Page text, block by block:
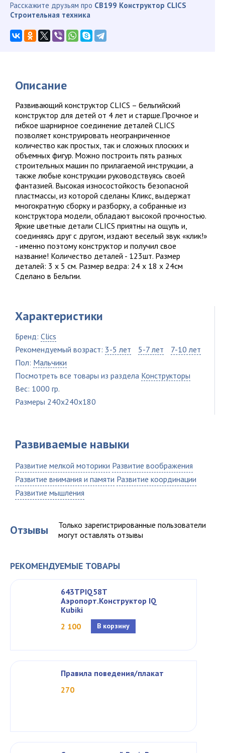
Расскажите друзьям про CB199 Конструктор CLICS
Строительная техника
Описание
Развивающий конструктор CLICS – бельгийский
конструктор для детей от 4 лет и старше.Прочное и
гибкое шарнирное соединение деталей CLICS
позволяет конструировать неогранриченное
количество как простых, так и сложных плоских и
объемных фигур. Можно построить пять разных
строительных машин по прилагаемой инструкции, а
также любые конструкции руководствуясь своей
фантазией. Высокая износостойкость безопасной
пластмассы, из которой сделаны Кликс, выдержат
многократную сборку и разборку, а собранные из
конструктора модели, обладают высокой прочностью.
Яркие цветные детали CLICS приятны на ощупь и,
соединяясь друг с другом, издают веселый звук «клик!»
- именно поэтому конструктор и получил свое
название! Количество деталей - 123шт. Размер
деталей: 3 х 5 см. Размер ведра: 24 х 18 х 24см
Сделано в Бельгии.
Характеристики
Бренд: Clics
Рекомендуемый возраст: 3-5 лет 5-7 лет
7-10 лет
Пол: Мальчики
Посмотреть все товары из раздела Конструкторы
Вес: 1000 гр.
Размеры 240x240x180
Развиваемые навыки
Развитие мелкой моторики Развитие воображения
Развитие внимания и памяти Развитие координации
Развитие мышления
Отзывы
Только зарегистрированные пользователи
могут оставлять отзывы
РЕКОМЕНДУЕМЫЕ ТОВАРЫ
643TPIQ58T
Аэропорт.Конструктор IQ
Kubiki
2 100
В корзину
Правила поведения/плакат
270